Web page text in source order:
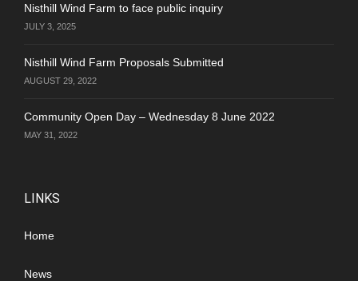
Nisthill Wind Farm to face public inquiry
JULY 3, 2025
Nisthill Wind Farm Proposals Submitted
AUGUST 29, 2022
Community Open Day – Wednesday 8 June 2022
MAY 31, 2022
LINKS
Home
News